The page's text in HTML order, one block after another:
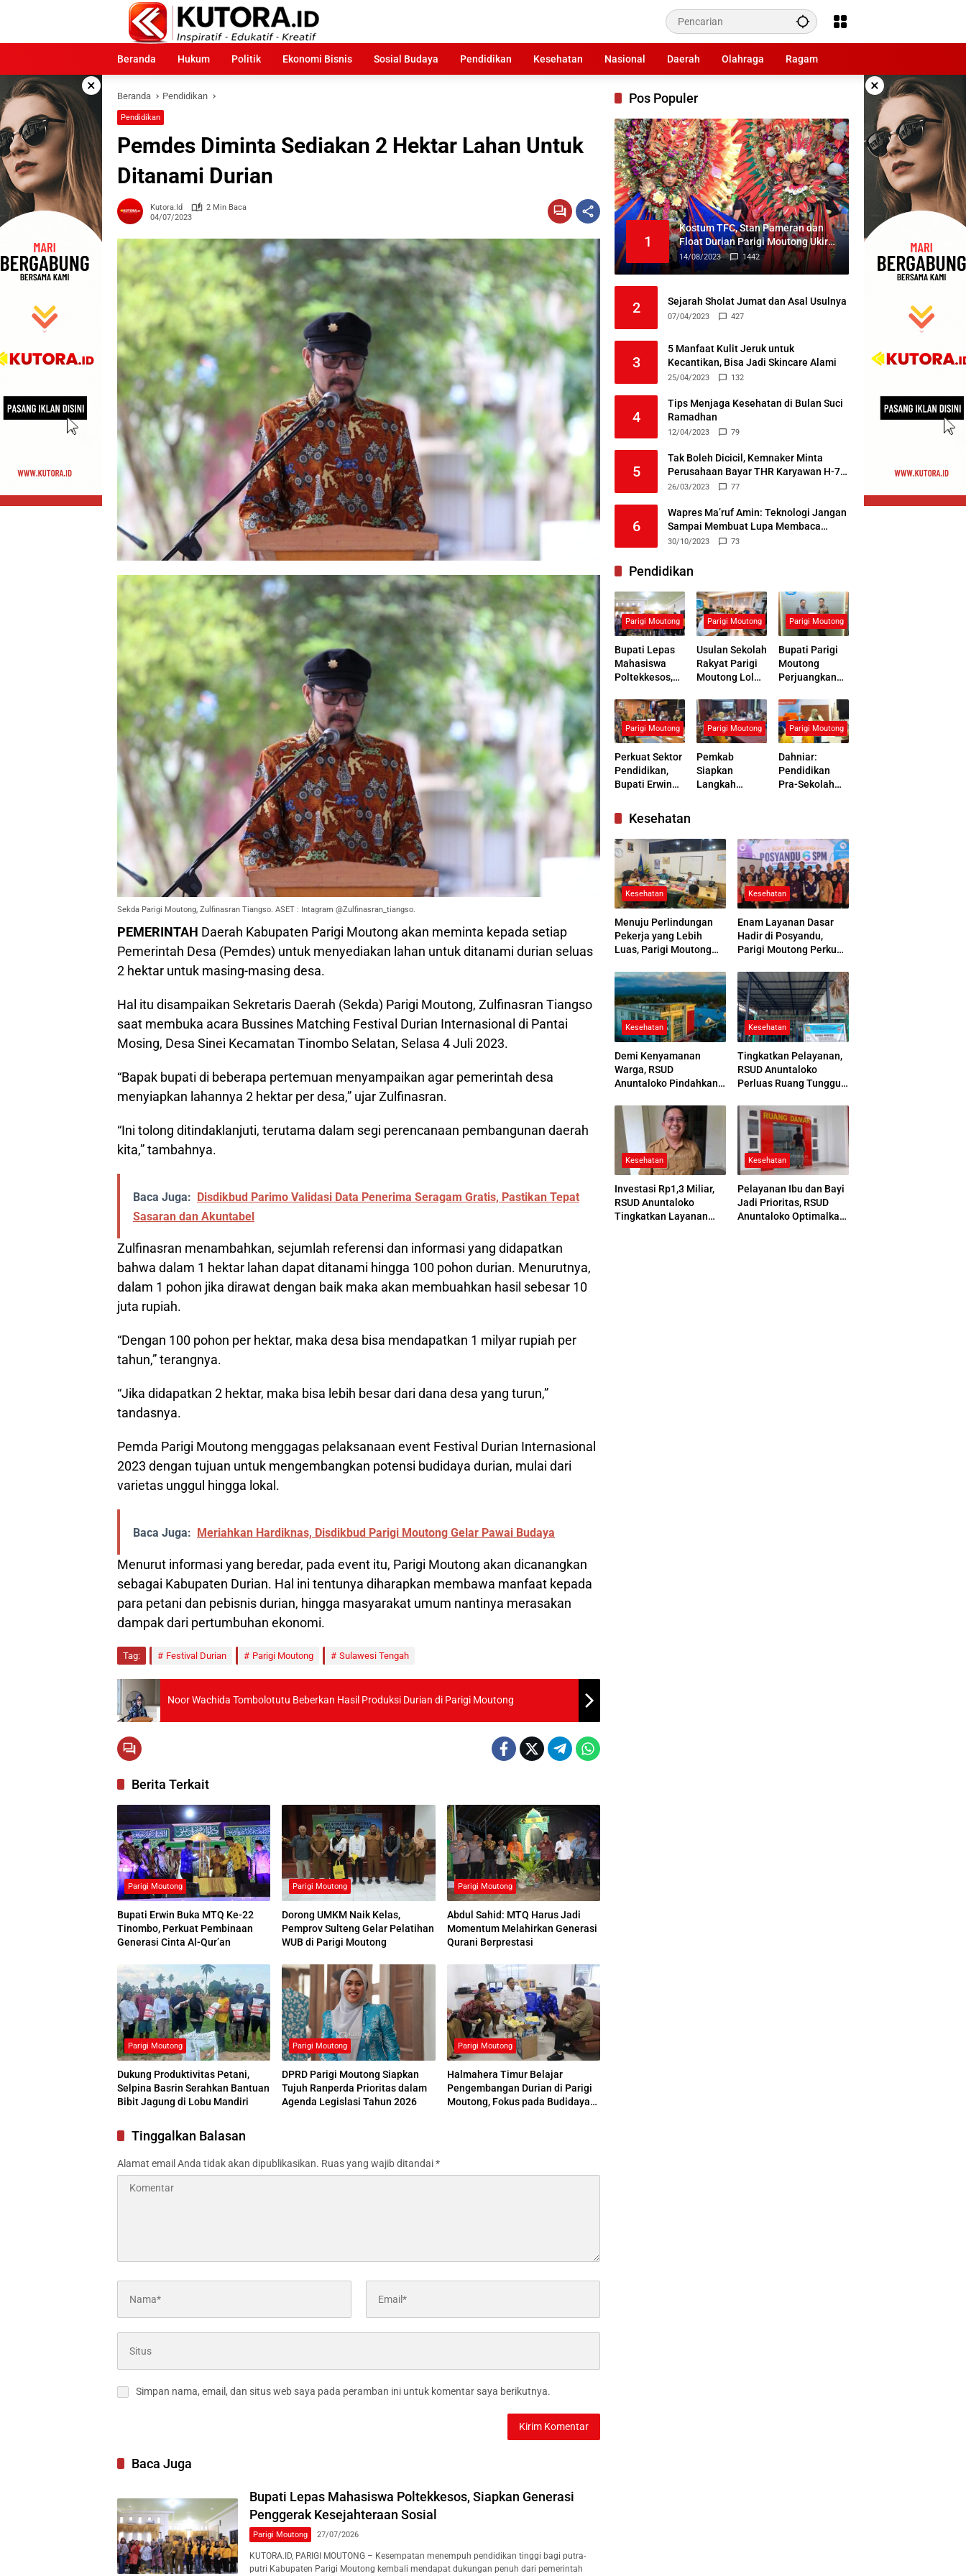
Beranda
Hukum Politik Ekonomi Bisnis Sosial Budaya Pendidikan Kesehatan Nasional Daerah Olahraga Ragam
× ×
Beranda Pendidikan
Pendidikan
Pemdes Diminta Sediakan 2 Hektar Lahan Untuk
Ditanami Durian
Kutora.id
2 Min Baca
04/07/2023
Sekda Parigi Moutong, Zulfinasran Tiangso. ASET : Intagram @Zulfinasran_tiangso.
PEMERINTAH Daerah Kabupaten Parigi Moutong akan meminta kepada setiap
Pemerintah Desa (Pemdes) untuk menyediakan lahan untuk ditanami durian seluas
2 hektar untuk masing-masing desa.
Hal itu disampaikan Sekretaris Daerah (Sekda) Parigi Moutong, Zulfinasran Tiangso
saat membuka acara Bussines Matching Festival Durian Internasional di Pantai
Mosing, Desa Sinei Kecamatan Tinombo Selatan, Selasa 4 Juli 2023.
“Bapak bupati di beberapa pertemuan menyampaikan agar pemerintah desa
menyiapkan lahannya 2 hektar per desa,” ujar Zulfinasran.
“Ini tolong ditindaklanjuti, terutama dalam segi perencanaan pembangunan daerah
kita,” tambahnya.
Baca Juga: Disdikbud Parimo Validasi Data Penerima Seragam Gratis, Pastikan Tepat
Sasaran dan Akuntabel
Zulfinasran menambahkan, sejumlah referensi dan informasi yang didapatkan
bahwa dalam 1 hektar lahan dapat ditanami hingga 100 pohon durian. Menurutnya,
dalam 1 pohon jika dirawat dengan baik maka akan membuahkan hasil sebesar 10
juta rupiah.
“Dengan 100 pohon per hektar, maka desa bisa mendapatkan 1 milyar rupiah per
tahun,” terangnya.
“Jika didapatkan 2 hektar, maka bisa lebih besar dari dana desa yang turun,”
tandasnya.
Pemda Parigi Moutong menggagas pelaksanaan event Festival Durian Internasional
2023 dengan tujuan untuk mengembangkan potensi budidaya durian, mulai dari
varietas unggul hingga lokal.
Baca Juga: Meriahkan Hardiknas, Disdikbud Parigi Moutong Gelar Pawai Budaya
Menurut informasi yang beredar, pada event itu, Parigi Moutong akan dicanangkan
sebagai Kabupaten Durian. Hal ini tentunya diharapkan membawa manfaat kepada
para petani dan pebisnis durian, hingga masyarakat umum nantinya merasakan
dampak dari pertumbuhan ekonomi.
Tag: Festival Durian Parigi Moutong Sulawesi Tengah
Noor Wachida Tombolotutu Beberkan Hasil Produksi Durian di Parigi Moutong
Berita Terkait
Parigi Moutong
Bupati Erwin Buka MTQ Ke-22
Tinombo, Perkuat Pembinaan
Generasi Cinta Al-Qur’an
Parigi Moutong
Dorong UMKM Naik Kelas,
Pemprov Sulteng Gelar Pelatihan
WUB di Parigi Moutong
Parigi Moutong
Abdul Sahid: MTQ Harus Jadi
Momentum Melahirkan Generasi
Qurani Berprestasi
Parigi Moutong
Dukung Produktivitas Petani,
Selpina Basrin Serahkan Bantuan
Bibit Jagung di Lobu Mandiri
Parigi Moutong
DPRD Parigi Moutong Siapkan
Tujuh Ranperda Prioritas dalam
Agenda Legislasi Tahun 2026
Parigi Moutong
Halmahera Timur Belajar
Pengembangan Durian di Parigi
Moutong, Fokus pada Budidaya
Tinggalkan Balasan
Alamat email Anda tidak akan dipublikasikan. Ruas yang wajib ditandai*
Simpan nama, email, dan situs web saya pada peramban ini untuk komentar saya berikutnya.
Baca Juga
Bupati Lepas Mahasiswa Poltekkesos, Siapkan Generasi
Penggerak Kesejahteraan Sosial
Parigi Moutong 27/07/2026
KUTORA.ID, PARIGI MOUTONG – Kesempatan menempuh pendidikan tinggi bagi putra-
putri Kabupaten Parigi Moutong kembali mendapat dukungan penuh dari pemerintah
Pos Populer
1
Kostum TFC, Stan Pameran dan
Float Durian Parigi Moutong Ukir
Prestasi di TIFF 2023
14/08/2023 1442
2 Sejarah Sholat Jumat dan Asal Usulnya
07/04/2023 427
3
5 Manfaat Kulit Jeruk untuk
Kecantikan, Bisa Jadi Skincare Alami
25/04/2023 132
4
Tips Menjaga Kesehatan di Bulan Suci
Ramadhan
12/04/2023 79
5
Tak Boleh Dicicil, Kemnaker Minta
Perusahaan Bayar THR Karyawan H-7
Lebaran
26/03/2023 77
6
Wapres Ma’ruf Amin: Teknologi Jangan
Sampai Membuat Lupa Membaca
Alquran
30/10/2023 73
Pendidikan
Parigi Moutong
Bupati Lepas
Mahasiswa
Poltekkesos,
Generasi
Penggerak
Kesejahteraan
Sosial
Parigi Moutong
Usulan Sekolah
Rakyat Parigi
Moutong Lolos
Masuk Tahap
Pembangunan
Parigi Moutong
Bupati Parigi
Moutong
Perjuangkan
Pendidikan
Nasional,
Kemendikdas
men Beri
Respons
Positif
Parigi Moutong
Perkuat Sektor
Pendidikan,
Bupati Erwin
Tangani
Kesepakatan
Bersama
dengan UNG
Parigi Moutong
Pemkab
Siapkan
Langkah
Sekolah
Parigi Moutong
Dahniar:
Pendidikan
Pra-Sekolah
di Parimo
Kesehatan
Kesehatan
Menuju Perlindungan
Pekerja yang Lebih
Luas, Parigi Moutong
2026
Kesehatan
Enam Layanan Dasar
Hadir di Posyandu,
Parigi Moutong Perkuat
Kesehatan
Demi Kenyamanan
Warga, RSUD
Anuntaloko Pindahkan
Jenazah
Kesehatan
Tingkatkan Pelayanan,
RSUD Anuntaloko
Perluas Ruang Tunggu
Parkir
Kesehatan
Investasi Rp1,3 Miliar,
RSUD Anuntaloko
Tingkatkan Layanan
Kesehatan
Pelayanan Ibu dan Bayi
Jadi Prioritas, RSUD
Anuntaloko Optimalkan